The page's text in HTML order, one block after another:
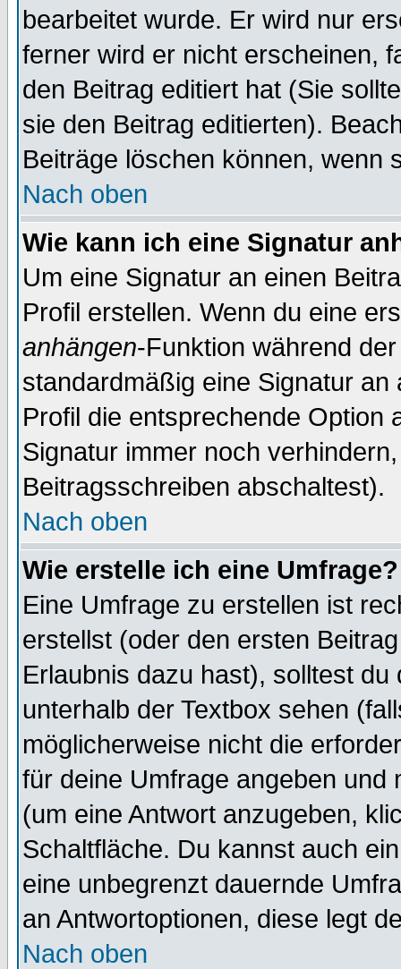
bearbeitet wurde. Er wird nur
ferner wird er nicht erscheinen,
den Beitrag editiert hat (Sie
sie den Beitrag editierten).
Beiträge löschen können, wenn
Nach oben
Wie kann ich eine Signatur
Um eine Signatur an einen
Profil erstellen. Wenn du eine
anhängen-Funktion während
standardmäßig eine Signatur
Profil die entsprechende Option
Signatur immer noch
Beitragsschreiben abschaltest).
Nach oben
Wie erstelle ich eine Umfrage?
Eine Umfrage zu erstellen ist
erstellst (oder den ersten
Erlaubnis dazu hast), solltest
unterhalb der Textbox sehen
möglicherweise nicht die
für deine Umfrage angeben und
(um eine Antwort anzugeben,
Schaltfläche. Du kannst auch
eine unbegrenzt dauernde
an Antwortoptionen, diese legt
Nach oben